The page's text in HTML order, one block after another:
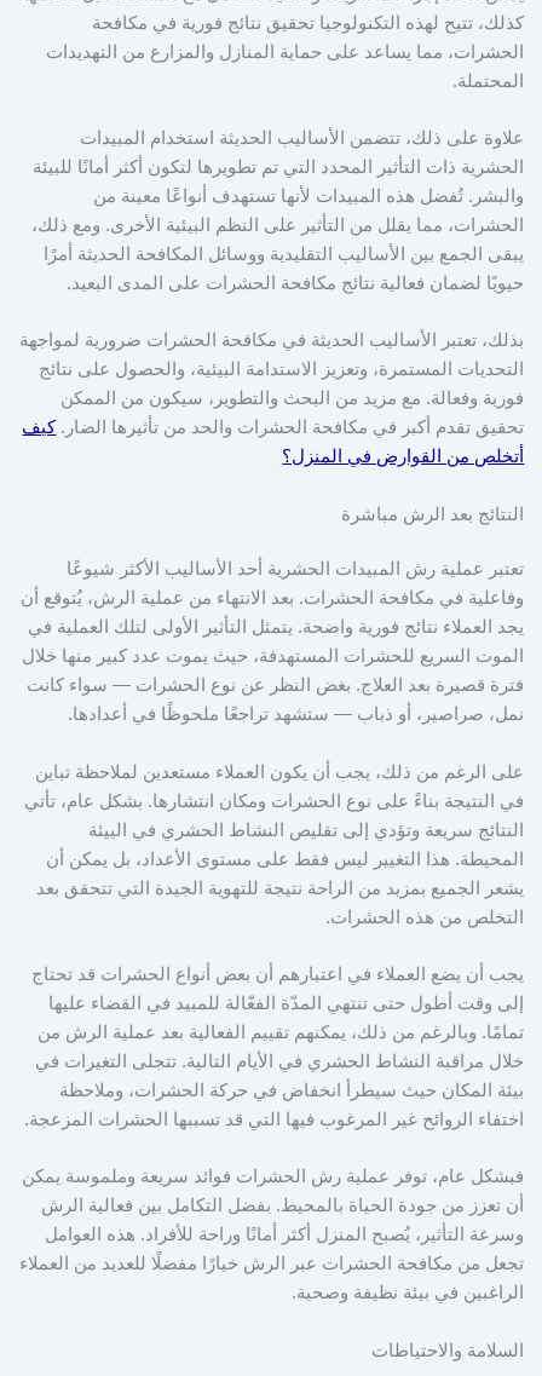
كذلك، تتيح لهذه التكنولوجيا تحقيق نتائج فورية في مكافحة
الحشرات، مما يساعد على حماية المنازل والمزارع من التهديدات
المحتملة.
علاوة على ذلك، تتضمن الأساليب الحديثة استخدام المبيدات
الحشرية ذات التأثير المحدد التي تم تطويرها لتكون أكثر أمانًا للبيئة
والبشر. تُفضل هذه المبيدات لأنها تستهدف أنواعًا معينة من
الحشرات، مما يقلل من التأثير على النظم البيئية الأخرى. ومع ذلك،
يبقى الجمع بين الأساليب التقليدية ووسائل المكافحة الحديثة أمرًا
حيويًا لضمان فعالية نتائج مكافحة الحشرات على المدى البعيد.
بذلك، تعتبر الأساليب الحديثة في مكافحة الحشرات ضرورية لمواجهة
التحديات المستمرة، وتعزيز الاستدامة البيئية، والحصول على نتائج
فورية وفعالة. مع مزيد من البحث والتطوير، سيكون من الممكن
تحقيق تقدم أكبر في مكافحة الحشرات والحد من تأثيرها الضار.كيف
أتخلص من القوارض في المنزل؟
النتائج بعد الرش مباشرة
تعتبر عملية رش المبيدات الحشرية أحد الأساليب الأكثر شيوعًا
وفاعلية في مكافحة الحشرات. بعد الانتهاء من عملية الرش، يُتوقع أن
يجد العملاء نتائج فورية واضحة. يتمثل التأثير الأولى لتلك العملية في
الموت السريع للحشرات المستهدفة، حيث يموت عدد كبير منها خلال
فترة قصيرة بعد العلاج. بغض النظر عن نوع الحشرات — سواء كانت
نمل، صراصير، أو ذباب — ستشهد تراجعًا ملحوظًا في أعدادها.
على الرغم من ذلك، يجب أن يكون العملاء مستعدين لملاحظة تباين
في النتيجة بناءً على نوع الحشرات ومكان انتشارها. بشكل عام، تأتي
النتائج سريعة وتؤدي إلى تقليص النشاط الحشري في البيئة
المحيطة. هذا التغيير ليس فقط على مستوى الأعداد، بل يمكن أن
يشعر الجميع بمزيد من الراحة نتيجة للتهوية الجيدة التي تتحقق بعد
التخلص من هذه الحشرات.
يجب أن يضع العملاء في اعتبارهم أن بعض أنواع الحشرات قد تحتاج
إلى وقت أطول حتى تنتهي المدّة الفعّالة للمبيد في القضاء عليها
تمامًا. وبالرغم من ذلك، يمكنهم تقييم الفعالية بعد عملية الرش من
خلال مراقبة النشاط الحشري في الأيام التالية. تتجلى التغيرات في
بيئة المكان حيث سيطرأ انخفاض في حركة الحشرات، وملاحظة
اختفاء الروائح غير المرغوب فيها التي قد تسببها الحشرات المزعجة.
فبشكل عام، توفر عملية رش الحشرات فوائد سريعة وملموسة يمكن
أن تعزز من جودة الحياة بالمحيط. بفضل التكامل بين فعالية الرش
وسرعة التأثير، يُصبح المنزل أكثر أمانًا وراحة للأفراد. هذه العوامل
تجعل من مكافحة الحشرات عبر الرش خيارًا مفضلًا للعديد من العملاء
الراغبين في بيئة نظيفة وصحية.
السلامة والاحتياطات